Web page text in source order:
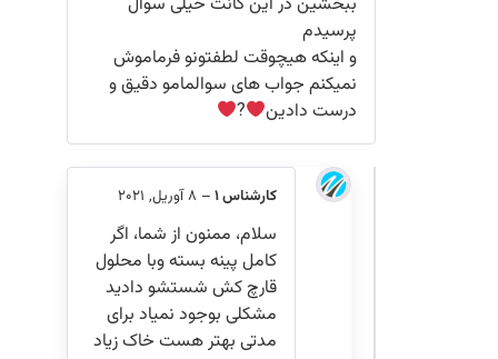
و اینکه هیچوقت لطفتونو فرماموش
نمیکنم جواب های سوالمامو دقیق و
?
کارشناس 1
سلام، ممنون از شما، اگر
کامل پینه بسته وبا محلول
قارچ کش شستشو دادید
مشکلی بوجود نمیاد برای
مدتی بهتر هست خاک زیاد